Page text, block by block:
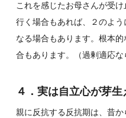
これを感じたお母さんが受
行く場合もあれば、２のよ
なる場合もあります。根本
合もあります。（過剰適応な
４．実は自立心が芽
親に反抗する反抗期は、昔